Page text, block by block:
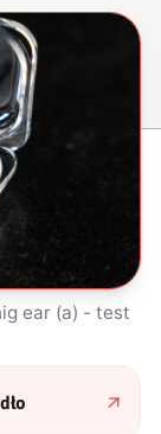
ear (a) - test